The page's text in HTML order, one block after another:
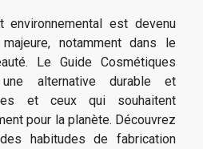
environnemental est devenu
notamment dans le
Le Guide Cosmétiques
alternative durable et
et ceux qui souhaitent
pour la planète. Découvrez
habitudes de fabrication